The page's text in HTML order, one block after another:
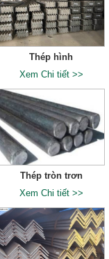
Thép hình
Xem Chi tiết >>
Thép tròn trơn
Xem Chi tiết >>